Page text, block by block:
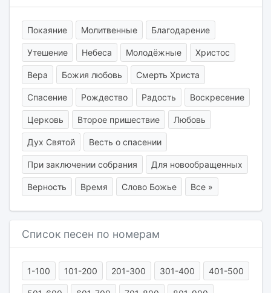
Покаяние Молитвенные Благодарение
Утешение Небеса Молодёжные Христос
Вера Божия любовь Смерть Христа
Спасение Рождество Радость Воскресение
Церковь Второе пришествие Любовь
Дух Святой Весть о спасении
При заключении собрания Для новообращенных
Верность Время Слово Божье Все »
Список песен по номерам
1-100 101-200 201-300 301-400 401-500